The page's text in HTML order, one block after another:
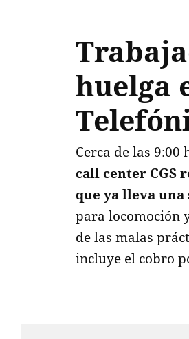
huelga
Cerca de las 9:00
call center CGS
que ya lleva una
para locomoción
de las malas
incluye el cobro